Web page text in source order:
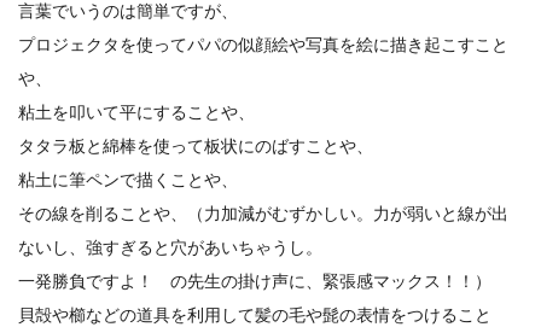
言葉でいうのは簡単ですが、
プロジェクタを使ってパパの似顔絵や写真を絵に描き起こすこと
や、
粘土を叩いて平にすることや、
タタラ板と綿棒を使って板状にのばすことや、
粘土に筆ペンで描くことや、
その線を削ることや、（力加減がむずかしい。力が弱いと線が出
ないし、強すぎると穴があいちゃうし。
一発勝負ですよ！ の先生の掛け声に、緊張感マックス！！）
貝殻や櫛などの道具を利用して髪の毛や髭の表情をつけること